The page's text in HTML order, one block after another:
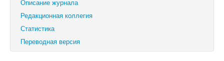
Письма в Журнал технической физики
Физика твердого тела
Физика и техника полупроводников
Описание журнала
Редакционная коллегия
Статистика
Переводная версия